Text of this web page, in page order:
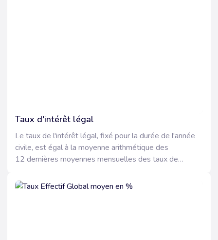
Taux d'intérêt légal
Le taux de l'intérêt légal, fixé pour la durée de l'année
civile, est égal à la moyenne arithmétique des
12 dernières moyennes mensuelles des taux de
Trésor à 13 semaines.